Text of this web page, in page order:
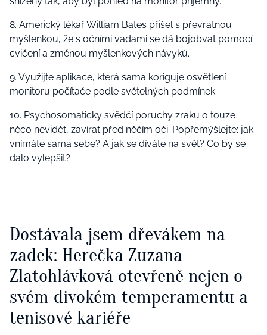
8. Americký lékař William Bates přišel s převratnou
myšlenkou, že s očními vadami se dá bojobvat pomocí
cvičení a změnou myšlenkových návyků.
9. Využijte aplikace, která sama koriguje osvětlení
monitoru počítače podle světelných podmínek.
10. Psychosomaticky svědčí poruchy zraku o touze
něco nevidět, zavírat před něčím oči. Popřemýšlejte: jak
vnímáte sama sebe? A jak se díváte na svět? Co by se
dalo vylepšit?
Dostávala jsem dřevákem na
zadek: Herečka Zuzana
Zlatohlávková otevřeně nejen o
svém divokém temperamentu a
tenisové kariéře